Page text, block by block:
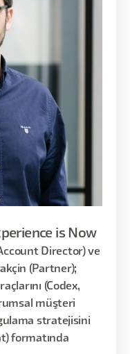
is Now
Director) ve
(Partner);
(Codex,
müşteri
stratejisini
formatında